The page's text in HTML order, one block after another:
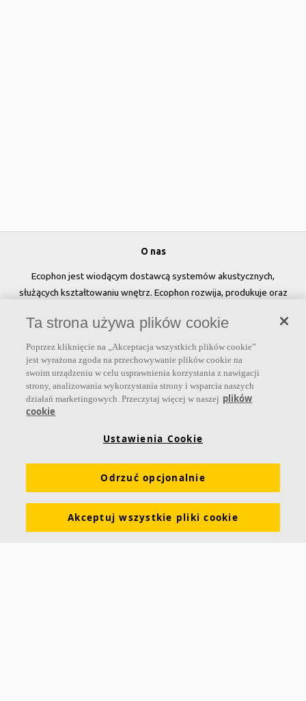
O nas
Ecophon jest wiodącym dostawcą systemów akustycznych,
służących kształtowaniu wnętrz. Ecophon rozwija, produkuje oraz
sufitowe, które przyczyniają się do tworzenia przyjaznego i
zdrowego klimatu w pomieszczeniach, poprawy jakości życia oraz
samopoczucia i wydajności użytkowników.
Dołącz do nas
Narzędzia i usługi Wymagania funkcjonalne
Kolory i powierzchnie Deklaracje właściwości użytkowych
Ta strona używa plików cookie
Poprzez kliknięcie na „Akceptacja wszystkich plików cookie”
jest wyrażona zgoda na przechowywanie plików cookie na
swoim urządzeniu w celu usprawnienia korzystania z nawigacji
strony, analizowania wykorzystania strony i wsparcia naszych
działań marketingowych. Przeczytaj więcej w naszej plików
cookie
Ustawienia Cookie
Odrzuć opcjonalnie
Akceptuj wszystkie pliki cookie